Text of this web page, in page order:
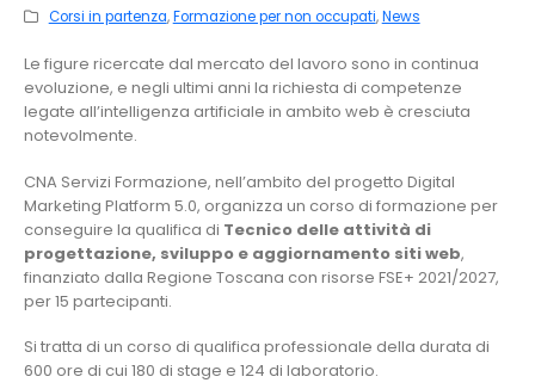
Corsi in partenza,Formazione per non occupati,News
Le figure ricercate dal mercato del lavoro sono in continua
evoluzione, e negli ultimi anni la richiesta di competenze
legate all’intelligenza artificiale in ambito web è cresciuta
notevolmente.
CNA Servizi Formazione, nell’ambito del progetto Digital
Marketing Platform 5.0, organizza un corso di formazione per
conseguire la qualifica di Tecnico delle attività di
progettazione, sviluppo e aggiornamento siti web,
finanziato dalla Regione Toscana con risorse FSE+ 2021/2027,
per 15 partecipanti.
Si tratta di un corso di qualifica professionale della durata di
600 ore di cui 180 di stage e 124 di laboratorio.